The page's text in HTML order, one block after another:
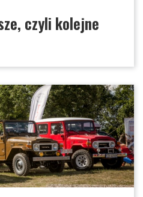
czyli kolejne